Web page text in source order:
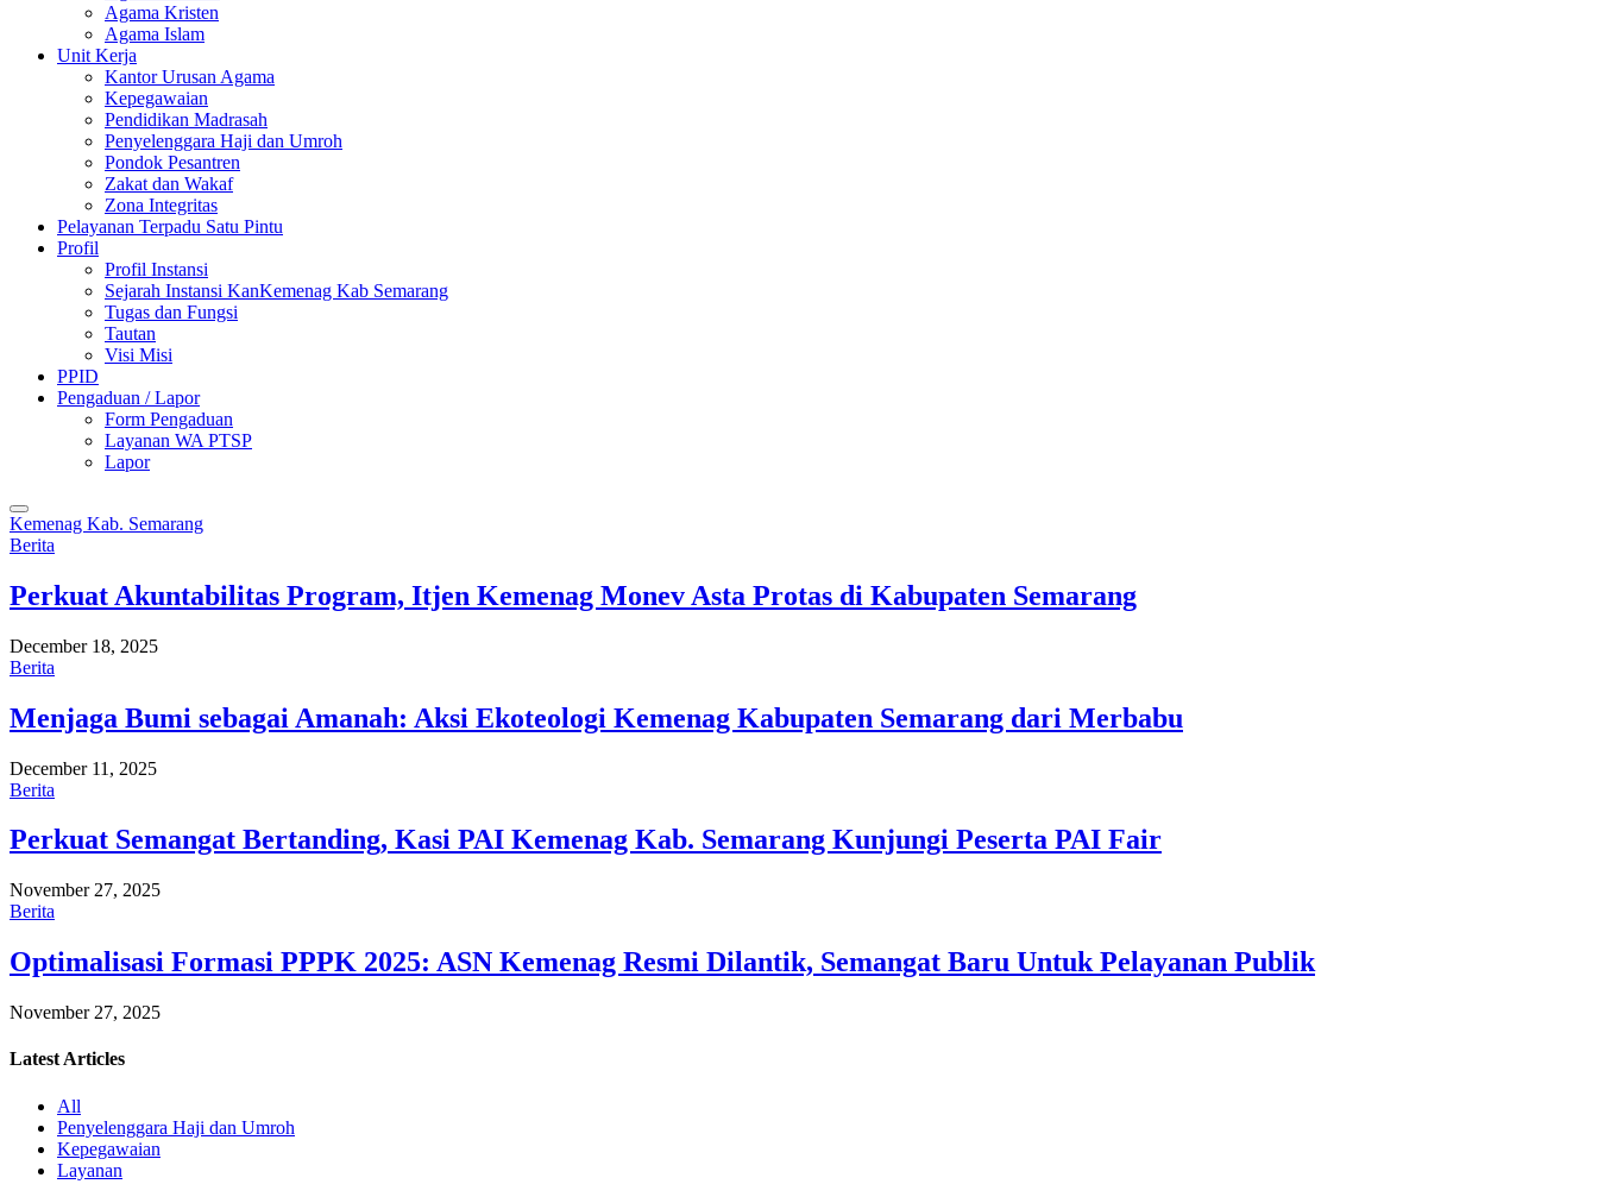
Agama Kristen
Agama Islam
Unit Kerja
Kantor Urusan Agama
Kepegawaian
Pendidikan Madrasah
Penyelenggara Haji dan Umroh
Pondok Pesantren
Zakat dan Wakaf
Zona Integritas
Pelayanan Terpadu Satu Pintu
Profil
Profil Instansi
Sejarah Instansi KanKemenag Kab Semarang
Tugas dan Fungsi
Tautan
Visi Misi
PPID
Pengaduan / Lapor
Form Pengaduan
Layanan WA PTSP
Lapor
Kemenag Kab. Semarang
Berita
Perkuat Akuntabilitas Program, Itjen Kemenag Monev Asta Protas di Kabupaten Semarang
December 18, 2025
Berita
Menjaga Bumi sebagai Amanah: Aksi Ekoteologi Kemenag Kabupaten Semarang dari Merbabu
December 11, 2025
Berita
Perkuat Semangat Bertanding, Kasi PAI Kemenag Kab. Semarang Kunjungi Peserta PAI Fair
November 27, 2025
Berita
Optimalisasi Formasi PPPK 2025: ASN Kemenag Resmi Dilantik, Semangat Baru Untuk Pelayanan Publik
November 27, 2025
Latest Articles
All
Penyelenggara Haji dan Umroh
Kepegawaian
Layanan